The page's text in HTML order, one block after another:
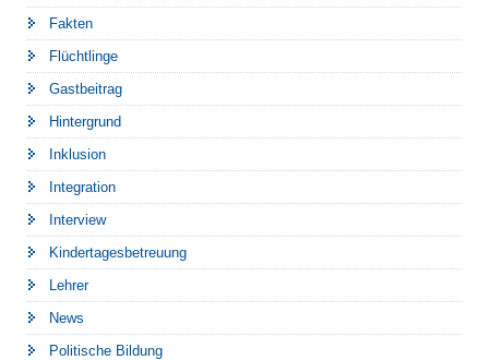
Fakten
Flüchtlinge
Gastbeitrag
Hintergrund
Inklusion
Integration
Interview
Kindertagesbetreuung
Lehrer
News
Politische Bildung